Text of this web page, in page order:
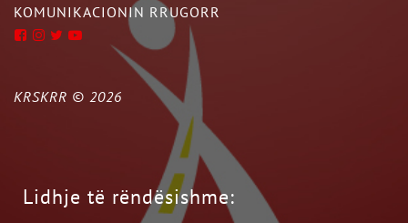
KOMUNIKACIONIN RRUGORR
KRSKRR © 2026
Lidhje të rëndësishme: